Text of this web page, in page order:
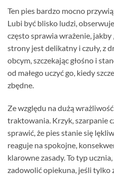
Ten pies bardzo mocno
Lubi być blisko ludzi,
często sprawia wrażenie, jakby
strony jest delikatny i czuły, z
obcym, szczekając głośno i
od małego uczyć go, kiedy
zbędne.
Ze względu na dużą
traktowania. Krzyk, szarpanie
sprawić, że pies stanie się
reaguje na spokojne,
klarowne zasady. To typ
zadowolić opiekuna, jeśli tylko